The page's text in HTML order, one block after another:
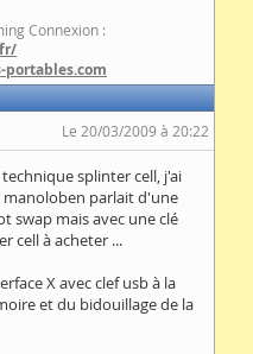
Connexion :
Le 20/03/2009 à 20:22
splinter cell, j'ai
parlait d'une
swap mais avec une clé
cell à acheter ...
X avec clef usb à la
et du bidouillage de la